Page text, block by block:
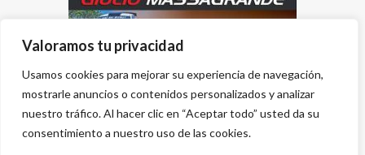
Valoramos tu privacidad
Usamos cookies para mejorar su experiencia de navegación,
mostrarle anuncios o contenidos personalizados y analizar
nuestro tráfico. Al hacer clic en “Aceptar todo” usted da su
consentimiento a nuestro uso de las cookies.